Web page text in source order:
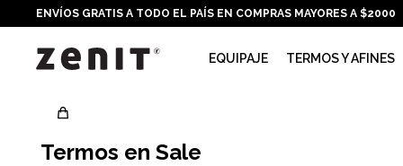
EQUIPAJE TERMOS Y AFINES
ENVÍOS GRATIS A TODO EL PAÍS EN COMPRAS MAYORES A $2000
Termos en Sale